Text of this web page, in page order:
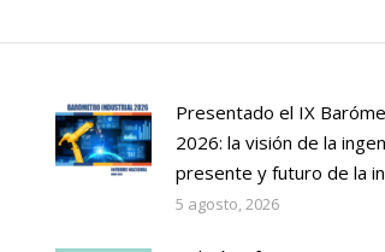
Presentado el IX
2026: la visión de la
presente y futuro de la
5 agosto, 2026